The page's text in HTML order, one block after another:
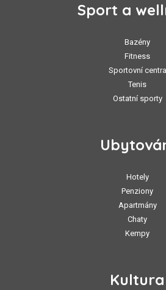
Sport a
Bazény
Fitness
Sportovní centra
Tenis
Ostatní sporty
Hotely
Penziony
Apartmány
Chaty
Kempy
Kultura